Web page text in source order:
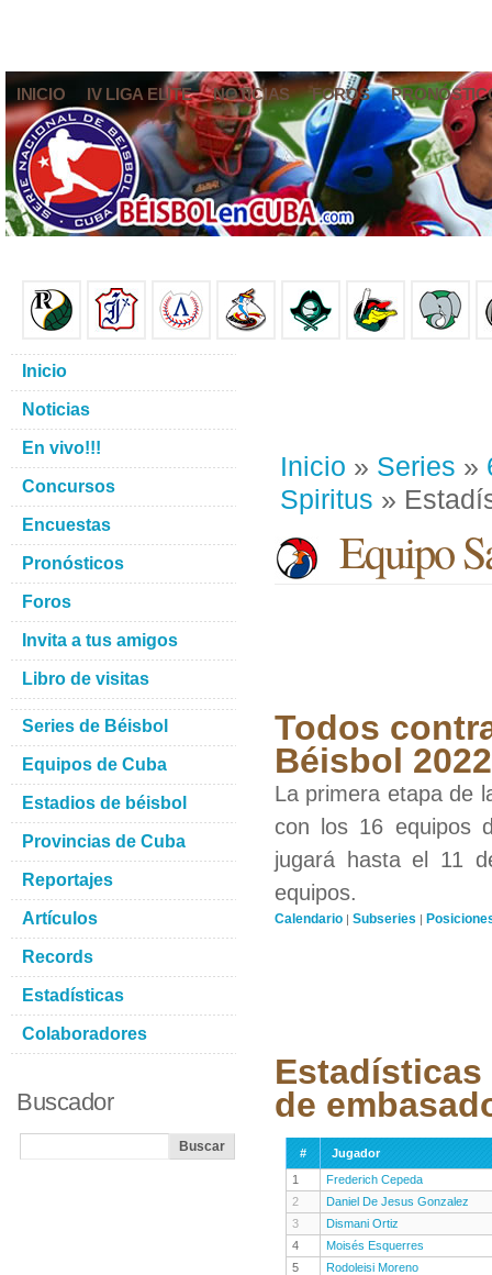
INICIO IV LIGA ELITE NOTICIAS FOROS
Inicio » Series »
Spiritus »
Equipo
Todos
Béisbol 2022
La primera etapa de
con los 16 equipos
jugará hasta el 11
equipos.
Calendario | Subseries |
Estadísticas
de
#
Jugador
1
Frederich Cepeda
2
Daniel De Jesus Gonzalez
3
Dismani Ortiz
4
Moisés Esquerres
5
Rodoleisi Moreno
Inicio
Noticias
En vivo!!!
Concursos
Encuestas
Pronósticos
Foros
Invita a tus amigos
Libro de visitas
Series de Béisbol
Equipos de Cuba
Estadios de béisbol
Provincias de Cuba
Reportajes
Artículos
Records
Estadísticas
Colaboradores
Buscador